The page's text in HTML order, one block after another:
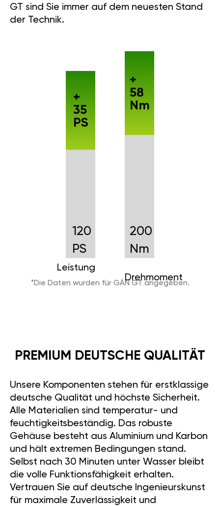
GT sind Sie immer auf dem neuesten Stand
der Technik.
120
PS
Leistung
+
35
PS
200
Nm
Drehmoment
+
58
Nm
*Die Daten wurden für GÄN GT angegeben.
PREMIUM DEUTSCHE QUALITÄT
Unsere Komponenten stehen für erstklassige
deutsche Qualität und höchste Sicherheit.
Alle Materialien sind temperatur- und
feuchtigkeitsbeständig. Das robuste
Gehäuse besteht aus Aluminium und Karbon
und hält extremen Bedingungen stand.
Selbst nach 30 Minuten unter Wasser bleibt
die volle Funktionsfähigkeit erhalten.
Vertrauen Sie auf deutsche Ingenieurskunst
für maximale Zuverlässigkeit und